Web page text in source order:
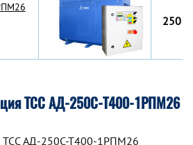
250
ТСС АД-250С-Т400-1РПМ26
TCC АД-250С-Т400-1РПМ26